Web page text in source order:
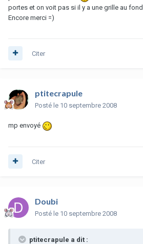
portes et on voit pas si il y a une grille au
Encore merci =)
Citer
ptitecrapule
Posté le 10 septembre 2008
mp envoyé
Citer
Doubi
Posté le 10 septembre 2008
ptitecrapule a dit :